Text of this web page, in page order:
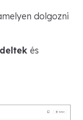
dolgozni
és